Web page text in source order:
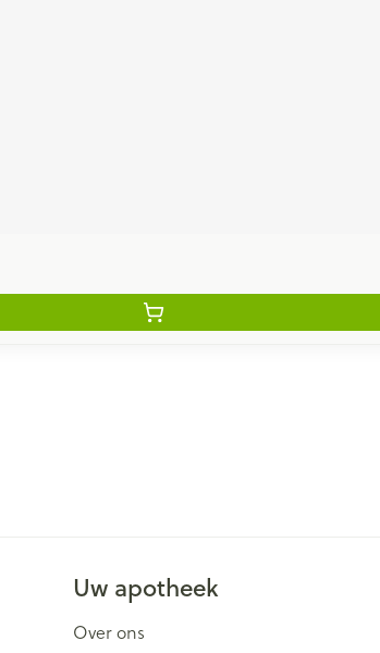
Uw apotheek
Over ons